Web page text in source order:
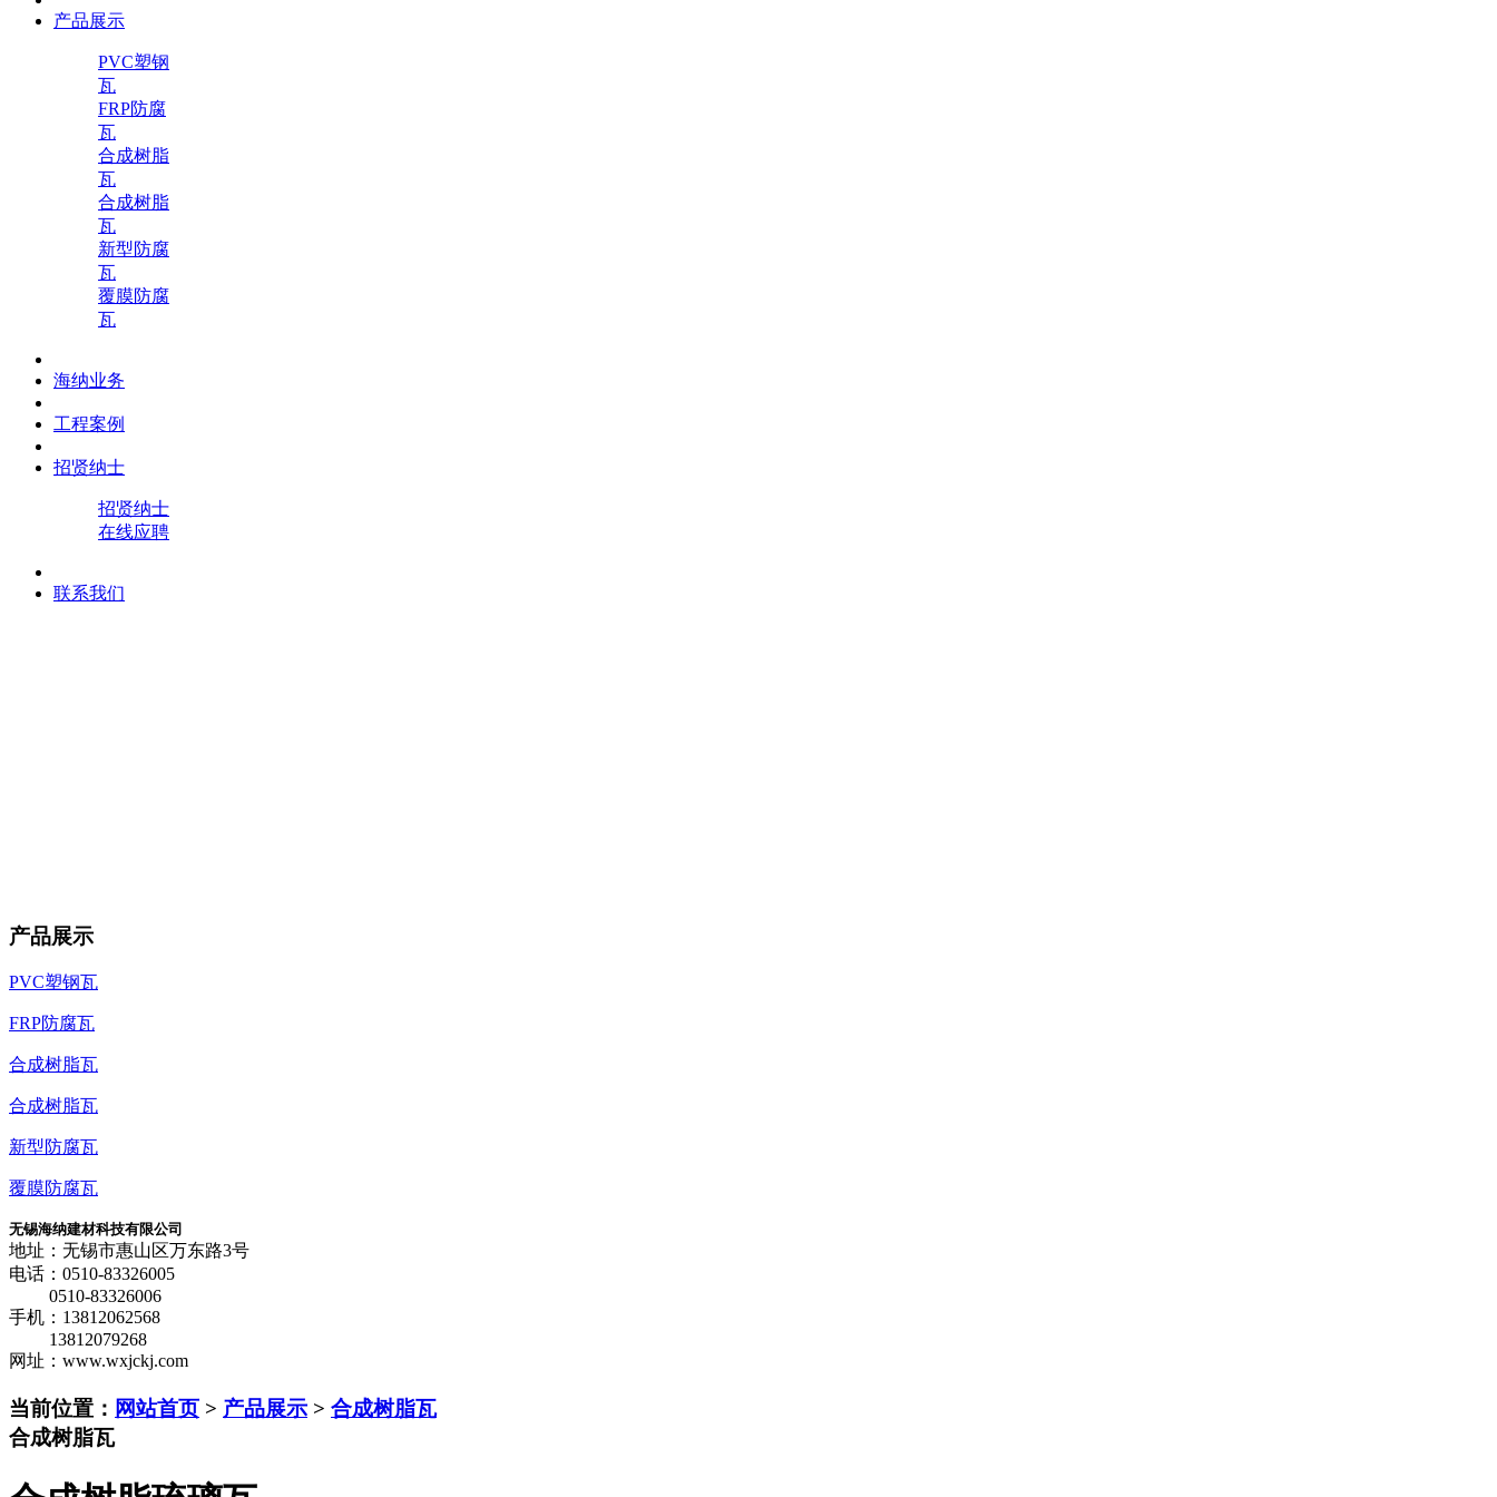
产品展示
PVC塑钢
瓦
FRP防腐
瓦
合成树脂
瓦
合成树脂
瓦
新型防腐
瓦
覆膜防腐
瓦
海纳业务
工程案例
招贤纳士
招贤纳士
在线应聘
联系我们
产品展示
PVC塑钢瓦
FRP防腐瓦
合成树脂瓦
合成树脂瓦
新型防腐瓦
覆膜防腐瓦
无锡海纳建材科技有限公司
地址：无锡市惠山区万东路3号
电话：0510-83326005
0510-83326006
手机：13812062568
13812079268
网址：www.wxjckj.com
当前位置： 网站首页 > 产品展示 > 合成树脂瓦
合成树脂瓦